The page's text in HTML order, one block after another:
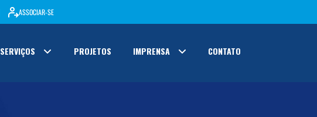
ASSOCIAR-SE
SERVIÇOS PROJETOS IMPRENSA CONTATO